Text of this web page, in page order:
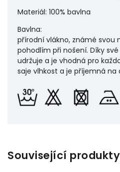
Materiál: 100% bavlna
Bavlna:
přírodní vlákno, známé svou
pohodlím při nošení. Díky
udržuje a je vhodná pro
saje vlhkost a je příjemná na
Související produkty